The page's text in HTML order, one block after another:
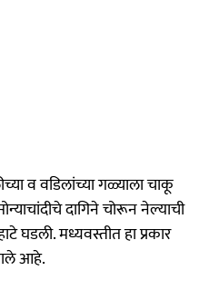
व वडिलांच्या गळ्याला चाकू
दागिने चोरून नेल्याची
घडली. मध्यवस्तीत हा प्रकार
आहे.